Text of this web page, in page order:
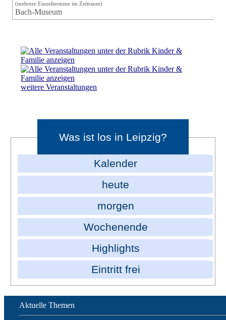
(mehrere Einzeltermine im Zeitraum)
Bach-Museum
weitere Veranstaltungen
Was ist los in Leipzig?
Kalender
heute
morgen
Wochenende
Highlights
Eintritt frei
Aktuelle Themen